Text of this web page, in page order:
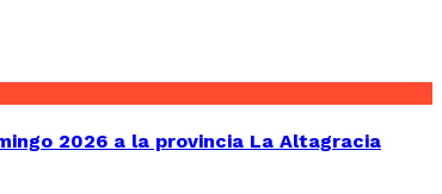
2026 a la provincia La Altagracia